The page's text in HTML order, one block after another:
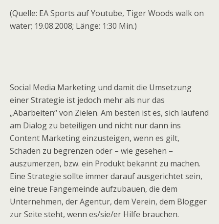
(Quelle: EA Sports auf Youtube, Tiger Woods walk on
water; 19.08.2008; Länge: 1:30 Min.)
Social Media Marketing und damit die Umsetzung
einer Strategie ist jedoch mehr als nur das
„Abarbeiten“ von Zielen. Am besten ist es, sich laufend
am Dialog zu beteiligen und nicht nur dann ins
Content Marketing einzusteigen, wenn es gilt,
Schaden zu begrenzen oder – wie gesehen –
auszumerzen, bzw. ein Produkt bekannt zu machen.
Eine Strategie sollte immer darauf ausgerichtet sein,
eine treue Fangemeinde aufzubauen, die dem
Unternehmen, der Agentur, dem Verein, dem Blogger
zur Seite steht, wenn es/sie/er Hilfe brauchen.